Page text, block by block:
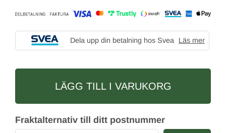
Dela upp din betalning hos Svea Läs mer
LÄGG TILL I VARUKORG
Fraktalternativ till ditt postnummer